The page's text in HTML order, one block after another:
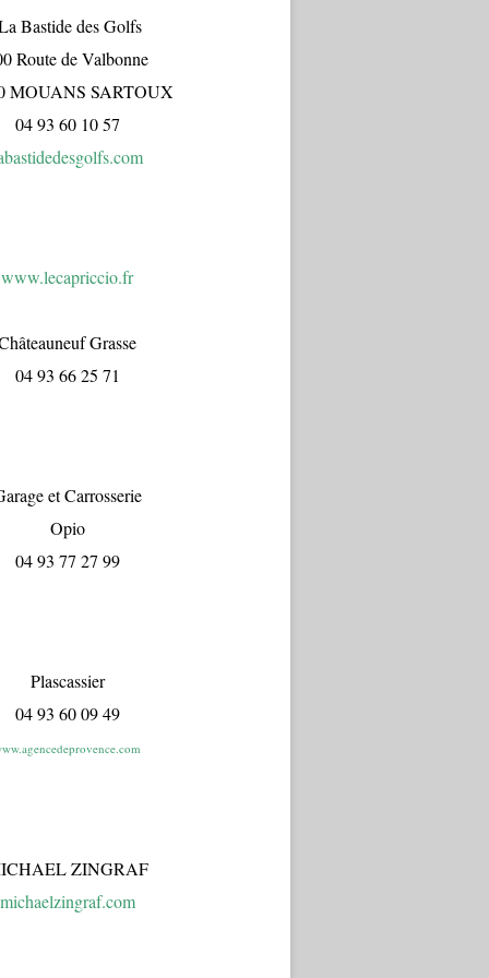
Bastide des Golfs
Route de Valbonne
MOUANS SARTOUX
04 93 60 10 57
www.lecapriccio.fr
Grasse
04 93 66 25 71
et Carrosserie
Opio
04 93 77 27 99
Plascassier
04 93 60 09 49
ZINGRAF
michaelzingraf.com